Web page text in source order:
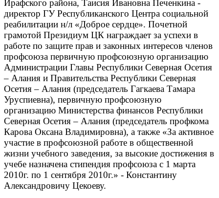
Ирафского района, Таисия Ивановна Печенкина -
директор ГУ Республиканского Центра социальной
реабилитации н/л «Доброе сердце». Почетной
грамотой Президиум ЦК награждает за успехи в
работе по защите прав и законных интересов членов
профсоюза первичную профсоюзную организацию
Администрации Главы Республики Северная Осетия
– Алания и Правительства Республики Северная
Осетия – Алания (председатель Гагкаева Тамара
Уруспиевна), первичную профсоюзную
организацию Министерства финансов Республики
Северная Осетия – Алания (председатель профкома
Карова Оксана Владимировна), а также «За активное
участие в профсоюзной работе в общественной
жизни учебного заведения, за высокие достижения в
учебе назначена стипендия профсоюза с 1 марта
2010г. по 1 сентября 2010г.» - Константину
Александровичу Цекоеву.